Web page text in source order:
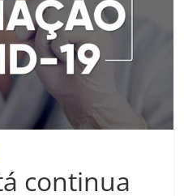
continua